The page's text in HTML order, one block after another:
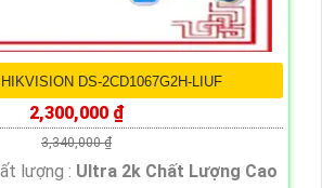
DS-2CD1067G2H-LIUF
2,300,000 ₫
3,340,000 ₫
lượng : Ultra 2k Chất Lượng Cao